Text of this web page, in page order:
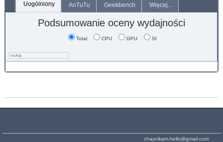
Uogólniony AnTuTu Geekbench Więcej...
Podsumowanie oceny wydajności
Total CPU GPU SI
chaynikam.hello@gmail.com